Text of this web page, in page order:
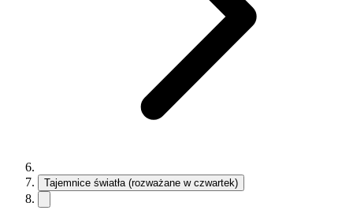
Tajemnice światła (rozważane w czwartek)